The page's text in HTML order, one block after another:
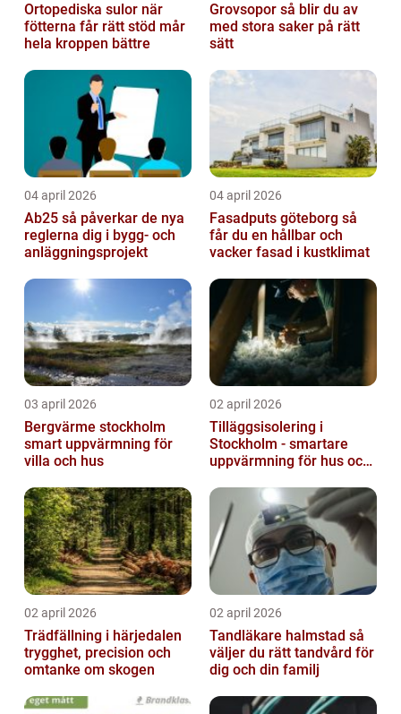
Ortopediska sulor när
fötterna får rätt stöd mår
hela kroppen bättre
Grovsopor så blir du av
med stora saker på rätt
sätt
04 april 2026
Ab25 så påverkar de nya
reglerna dig i bygg- och
anläggningsprojekt
04 april 2026
Fasadputs göteborg så
får du en hållbar och
vacker fasad i kustklimat
03 april 2026
Bergvärme stockholm
smart uppvärmning för
villa och hus
02 april 2026
Tilläggsisolering i
Stockholm - smartare
uppvärmning för hus och
02 april 2026
Trädfällning i härjedalen
trygghet, precision och
omtanke om skogen
02 april 2026
Tandläkare halmstad så
väljer du rätt tandvård för
dig och din familj